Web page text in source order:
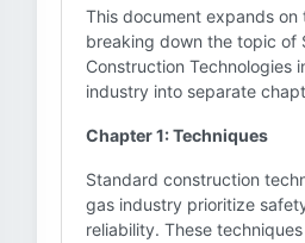
This document expands
breaking down the topic of
Construction Technologies
industry into separate
Chapter 1: Techniques
Standard construction
gas industry prioritize
reliability. These